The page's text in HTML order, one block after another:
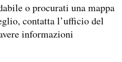
o procurati una mappa
contatta l’ufficio del
informazioni